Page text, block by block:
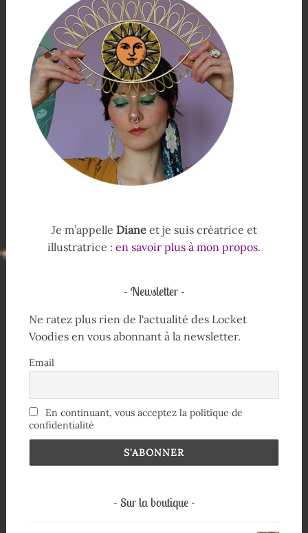
Je m’appelle Dianeet je suis créatrice et
illustratrice : en savoir plus à mon propos.
Newsletter
Ne ratez plus rien de l'actualité des Locket
Voodies en vous abonnant à la newsletter.
Email
En continuant, vous acceptez la politique de
confidentialité
Sur la boutique